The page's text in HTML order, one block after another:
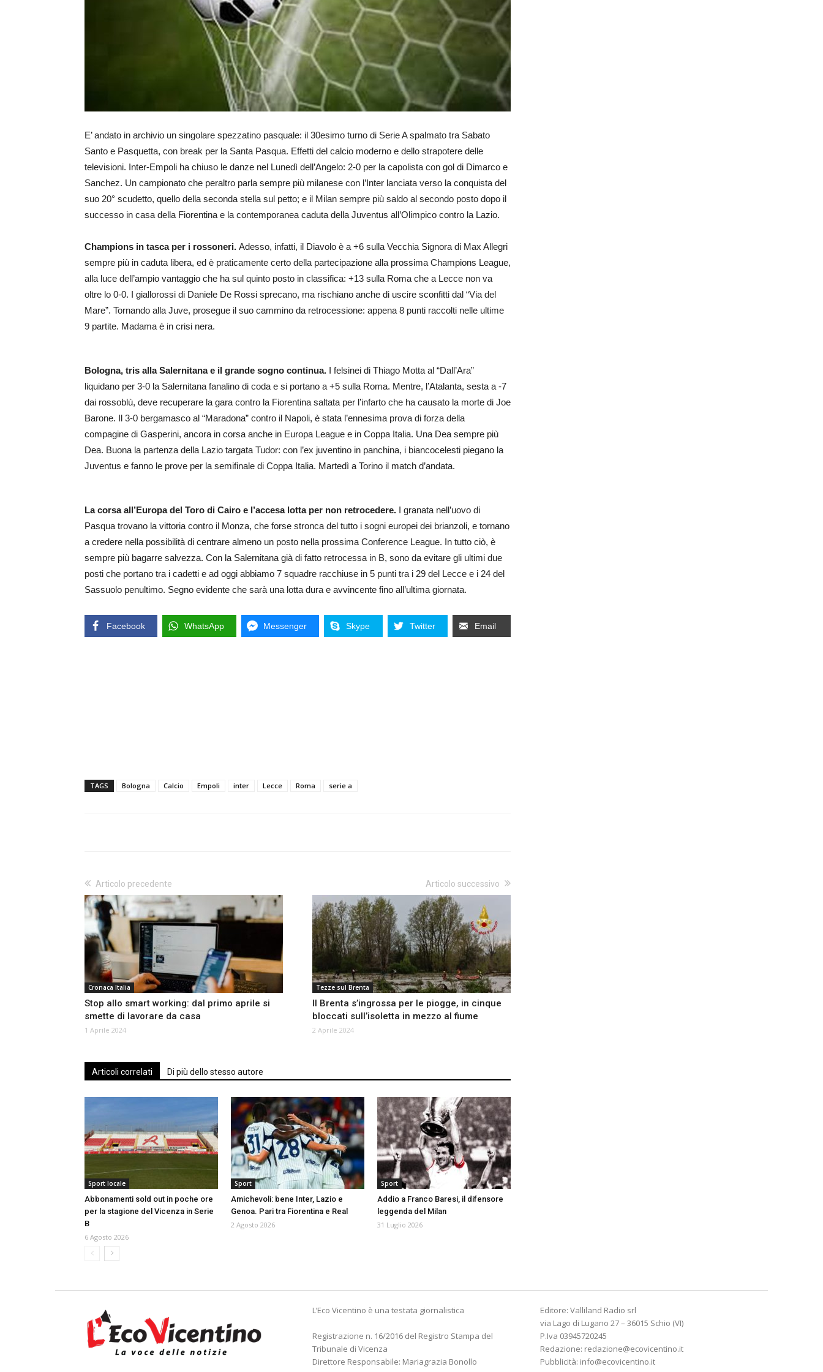
E’ andato in archivio un singolare spezzatino pasquale: il 30esimo turno di Serie A spalmato tra Sabato
Santo e Pasquetta, con break per la Santa Pasqua. Effetti del calcio moderno e dello strapotere delle
televisioni. Inter-Empoli ha chiuso le danze nel Lunedì dell’Angelo: 2-0 per la capolista con gol di Dimarco e
Sanchez. Un campionato che peraltro parla sempre più milanese con l’Inter lanciata verso la conquista del
suo 20° scudetto, quello della seconda stella sul petto; e il Milan sempre più saldo al secondo posto dopo il
successo in casa della Fiorentina e la contemporanea caduta della Juventus all’Olimpico contro la Lazio.
Champions in tasca per i rossoneri. Adesso, infatti, il Diavolo è a +6 sulla Vecchia Signora di Max Allegri
sempre più in caduta libera, ed è praticamente certo della partecipazione alla prossima Champions League,
alla luce dell’ampio vantaggio che ha sul quinto posto in classifica: +13 sulla Roma che a Lecce non va
oltre lo 0-0. I giallorossi di Daniele De Rossi sprecano, ma rischiano anche di uscire sconfitti dal “Via del
Mare”. Tornando alla Juve, prosegue il suo cammino da retrocessione: appena 8 punti raccolti nelle ultime
9 partite. Madama è in crisi nera.
Bologna, tris alla Salernitana e il grande sogno continua. I felsinei di Thiago Motta al “Dall’Ara”
liquidano per 3-0 la Salernitana fanalino di coda e si portano a +5 sulla Roma. Mentre, l’Atalanta, sesta a -7
dai rossoblù, deve recuperare la gara contro la Fiorentina saltata per l’infarto che ha causato la morte di Joe
Barone. Il 3-0 bergamasco al “Maradona” contro il Napoli, è stata l’ennesima prova di forza della
compagine di Gasperini, ancora in corsa anche in Europa League e in Coppa Italia. Una Dea sempre più
Dea. Buona la partenza della Lazio targata Tudor: con l’ex juventino in panchina, i biancocelesti piegano la
Juventus e fanno le prove per la semifinale di Coppa Italia. Martedì a Torino il match d’andata.
La corsa all’Europa del Toro di Cairo e l’accesa lotta per non retrocedere. I granata nell’uovo di
Pasqua trovano la vittoria contro il Monza, che forse stronca del tutto i sogni europei dei brianzoli, e tornano
a credere nella possibilità di centrare almeno un posto nella prossima Conference League. In tutto ciò, è
sempre più bagarre salvezza. Con la Salernitana già di fatto retrocessa in B, sono da evitare gli ultimi due
posti che portano tra i cadetti e ad oggi abbiamo 7 squadre racchiuse in 5 punti tra i 29 del Lecce e i 24 del
Sassuolo penultimo. Segno evidente che sarà una lotta dura e avvincente fino all’ultima giornata.
Facebook WhatsApp Messenger Skype Twitter Email
TAGS Bologna Calcio Empoli inter Lecce Roma serie a
Articolo precedente
Cronaca Italia
Stop allo smart working: dal primo aprile si
smette di lavorare da casa
1 Aprile 2024
Articolo successivo
Tezze sul Brenta
Il Brenta s’ingrossa per le piogge, in cinque
bloccati sull’isoletta in mezzo al fiume
2 Aprile 2024
Articoli correlati Di più dello stesso autore
Sport locale
Abbonamenti sold out in poche ore
per la stagione del Vicenza in Serie
B
6 Agosto 2026
Sport
Amichevoli: bene Inter, Lazio e
Genoa. Pari tra Fiorentina e Real
2 Agosto 2026
Sport
Addio a Franco Baresi, il difensore
leggenda del Milan
31 Luglio 2026
L’Eco Vicentino è una testata giornalistica
Registrazione n. 16/2016 del Registro Stampa del
Tribunale di Vicenza
Direttore Responsabile: Mariagrazia Bonollo
Editore: Valliland Radio srl
via Lago di Lugano 27 – 36015 Schio (VI)
P.Iva 03945720245
Redazione: redazione@ecovicentino.it
Pubblicità: info@ecovicentino.it